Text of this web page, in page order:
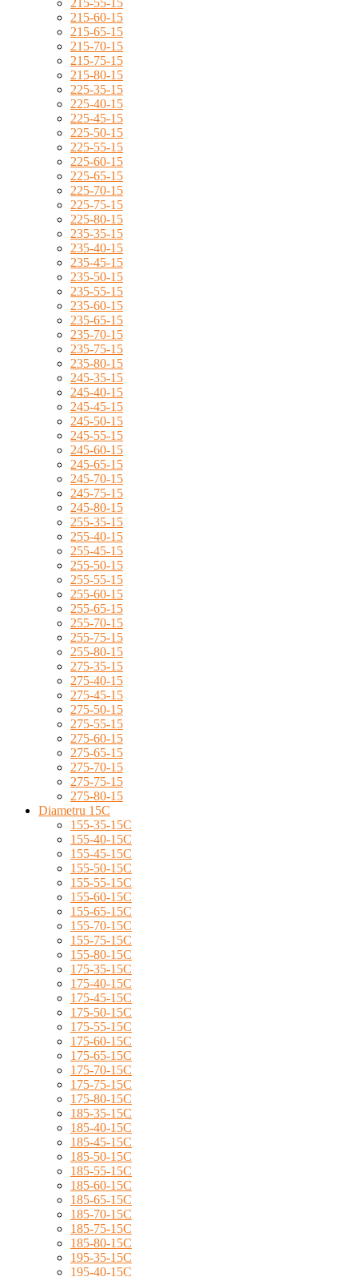
215-55-15
215-60-15
215-65-15
215-70-15
215-75-15
215-80-15
225-35-15
225-40-15
225-45-15
225-50-15
225-55-15
225-60-15
225-65-15
225-70-15
225-75-15
225-80-15
235-35-15
235-40-15
235-45-15
235-50-15
235-55-15
235-60-15
235-65-15
235-70-15
235-75-15
235-80-15
245-35-15
245-40-15
245-45-15
245-50-15
245-55-15
245-60-15
245-65-15
245-70-15
245-75-15
245-80-15
255-35-15
255-40-15
255-45-15
255-50-15
255-55-15
255-60-15
255-65-15
255-70-15
255-75-15
255-80-15
275-35-15
275-40-15
275-45-15
275-50-15
275-55-15
275-60-15
275-65-15
275-70-15
275-75-15
275-80-15
Diametru 15C
155-35-15C
155-40-15C
155-45-15C
155-50-15C
155-55-15C
155-60-15C
155-65-15C
155-70-15C
155-75-15C
155-80-15C
175-35-15C
175-40-15C
175-45-15C
175-50-15C
175-55-15C
175-60-15C
175-65-15C
175-70-15C
175-75-15C
175-80-15C
185-35-15C
185-40-15C
185-45-15C
185-50-15C
185-55-15C
185-60-15C
185-65-15C
185-70-15C
185-75-15C
185-80-15C
195-35-15C
195-40-15C